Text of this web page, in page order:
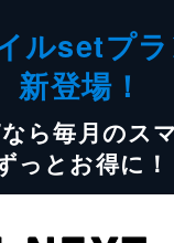
ルsetプ
新登場！
ら毎月のス
っとお得に！